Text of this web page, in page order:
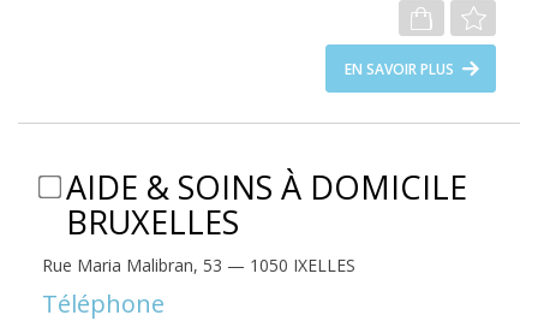
EN SAVOIR PLUS
AIDE & SOINS À DOMICILE
BRUXELLES
Rue Maria Malibran, 53 — 1050 IXELLES
Téléphone